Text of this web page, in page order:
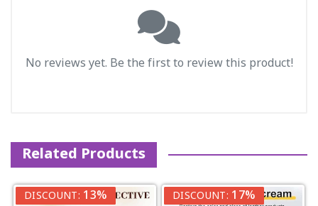
No reviews yet. Be the first to review this product!
Related Products
DISCOUNT: 13% DISCOUNT: 17%